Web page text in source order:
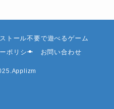
トール不要で遊べるゲーム
ポリシー お問い合わせ